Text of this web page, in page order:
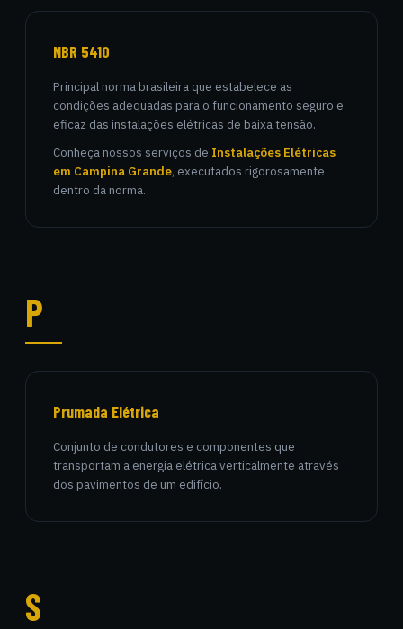
NBR 5410
Principal norma brasileira que estabelece as
condições adequadas para o funcionamento seguro e
eficaz das instalações elétricas de baixa tensão.
Conheça nossos serviços de Instalações Elétricas
em Campina Grande, executados rigorosamente
dentro da norma.
P
Prumada Elétrica
Conjunto de condutores e componentes que
transportam a energia elétrica verticalmente através
dos pavimentos de um edifício.
S